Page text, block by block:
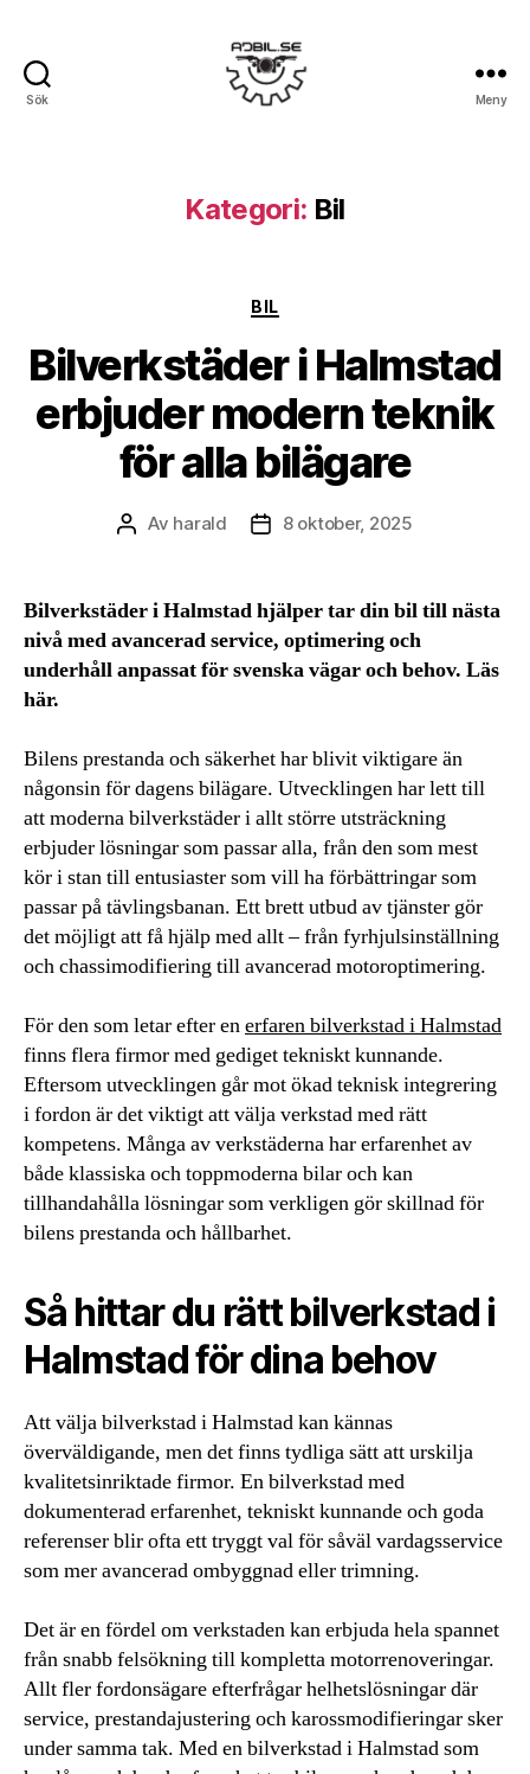
Sök Meny
Kategori: Bil
Kategorier
BIL
Bilverkstäder i Halmstad
erbjuder modern teknik
för alla bilägare
Inläggsförfattare
Av harald Inläggsdatum
8 oktober, 2025
Bilverkstäder i Halmstad hjälper tar din bil till nästa
nivå med avancerad service, optimering och
underhåll anpassat för svenska vägar och behov. Läs
här.
Bilens prestanda och säkerhet har blivit viktigare än
någonsin för dagens bilägare. Utvecklingen har lett till
att moderna bilverkstäder i allt större utsträckning
erbjuder lösningar som passar alla, från den som mest
kör i stan till entusiaster som vill ha förbättringar som
passar på tävlingsbanan. Ett brett utbud av tjänster gör
det möjligt att få hjälp med allt – från fyrhjulsinställning
och chassimodifiering till avancerad motoroptimering.
För den som letar efter enerfaren bilverkstad i Halmstad
finns flera firmor med gediget tekniskt kunnande.
Eftersom utvecklingen går mot ökad teknisk integrering
i fordon är det viktigt att välja verkstad med rätt
kompetens. Många av verkstäderna har erfarenhet av
både klassiska och toppmoderna bilar och kan
tillhandahålla lösningar som verkligen gör skillnad för
bilens prestanda och hållbarhet.
Så hittar du rätt bilverkstad i
Halmstad för dina behov
Att välja bilverkstad i Halmstad kan kännas
överväldigande, men det finns tydliga sätt att urskilja
kvalitetsinriktade firmor. En bilverkstad med
dokumenterad erfarenhet, tekniskt kunnande och goda
referenser blir ofta ett tryggt val för såväl vardagsservice
som mer avancerad ombyggnad eller trimning.
Det är en fördel om verkstaden kan erbjuda hela spannet
från snabb felsökning till kompletta motorrenoveringar.
Allt fler fordonsägare efterfrågar helhetslösningar där
service, prestandajustering och karossmodifieringar sker
under samma tak. Med en bilverkstad i Halmstad som